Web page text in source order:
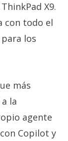
X9.
con todo el
los
más
la
agente
Copilot y